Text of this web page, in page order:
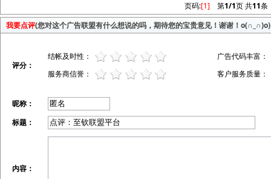
页码:[1] 第1/1页 共11条
我要点评(您对这个广告联盟有什么想说的吗，期待您的宝贵意见！谢谢！o(∩_∩)o)
评分：
结帐及时性：
广告代码丰富：
服务商信誉：
客户服务质量：
昵称：
标题：
内容：